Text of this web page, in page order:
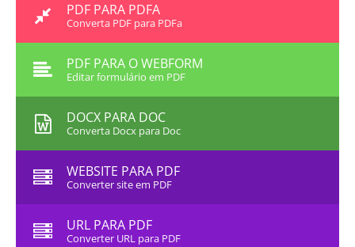
PDF PARA PDFA
Converta PDF para PDFa
PDF PARA O WEBFORM
Editar formulário em PDF
DOCX PARA DOC
Converta Docx para Doc
WEBSITE PARA PDF
Converter site em PDF
URL PARA PDF
Converter URL para PDF